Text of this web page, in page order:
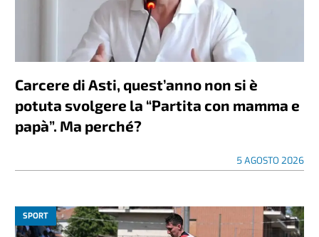
Carcere di Asti, quest’anno non si è
potuta svolgere la “Partita con mamma e
papà”. Ma perché?
5 AGOSTO 2026
SPORT